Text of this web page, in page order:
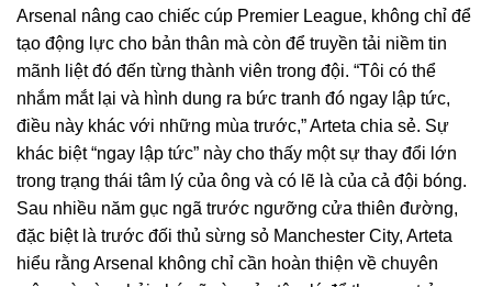
Arsenal nâng cao chiếc cúp Premier League, không chỉ để
tạo động lực cho bản thân mà còn để truyền tải niềm tin
mãnh liệt đó đến từng thành viên trong đội. “Tôi có thể
nhắm mắt lại và hình dung ra bức tranh đó ngay lập tức,
điều này khác với những mùa trước,” Arteta chia sẻ. Sự
khác biệt “ngay lập tức” này cho thấy một sự thay đổi lớn
trong trạng thái tâm lý của ông và có lẽ là của cả đội bóng.
Sau nhiều năm gục ngã trước ngưỡng cửa thiên đường,
đặc biệt là trước đối thủ sừng sỏ Manchester City, Arteta
hiểu rằng Arsenal không chỉ cần hoàn thiện về chuyên